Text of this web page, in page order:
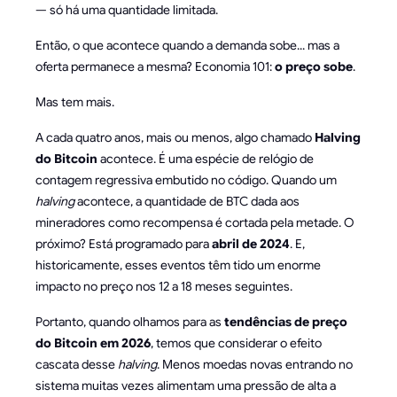
— só há uma quantidade limitada.
Então, o que acontece quando a demanda sobe... mas a
oferta permanece a mesma? Economia 101:o preço sobe.
Mas tem mais.
A cada quatro anos, mais ou menos, algo chamado Halving
do Bitcoin acontece. É uma espécie de relógio de
contagem regressiva embutido no código. Quando um
halvingacontece, a quantidade de BTC dada aos
mineradores como recompensa é cortada pela metade. O
próximo? Está programado paraabril de 2024. E,
historicamente, esses eventos têm tido um enorme
impacto no preço nos 12 a 18 meses seguintes.
Portanto, quando olhamos para as tendências de preço
do Bitcoin em 2026, temos que considerar o efeito
cascata desse halving. Menos moedas novas entrando no
sistema muitas vezes alimentam uma pressão de alta a